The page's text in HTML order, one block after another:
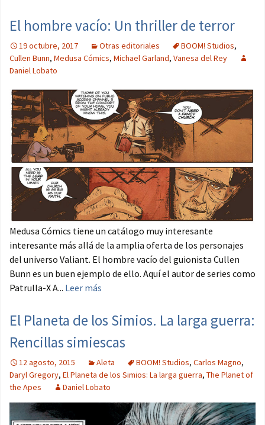
El hombre vacío: Un thriller de terror
19 octubre, 2017 Otras editoriales BOOM! Studios,
Cullen Bunn, Medusa Cómics, Michael Garland, Vanesa del Rey
Daniel Lobato
Medusa Cómics tiene un catálogo muy interesante
interesante más allá de la amplia oferta de los personajes
del universo Valiant. El hombre vacío del guionista Cullen
Bunn es un buen ejemplo de ello. Aquí el autor de series como
Patrulla-X A... Leer más
El Planeta de los Simios. La larga guerra:
Rencillas simiescas
12 agosto, 2015 Aleta BOOM! Studios, Carlos Magno,
Daryl Gregory, El Planeta de los Simios: La larga guerra, The Planet of
the Apes
Daniel Lobato